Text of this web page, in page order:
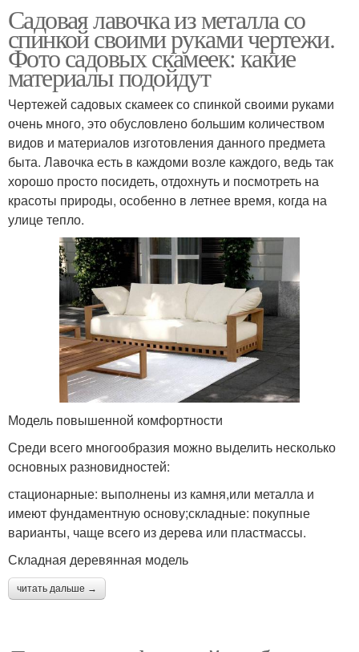
Садовая лавочка из металла со
спинкой своими руками чертежи.
Фото садовых скамеек: какие
материалы подойдут
Чертежей садовых скамеек со спинкой своими руками
очень много, это обусловлено большим количеством
видов и материалов изготовления данного предмета
быта. Лавочка есть в каждоми возле каждого, ведь так
хорошо просто посидеть, отдохнуть и посмотреть на
красоты природы, особенно в летнее время, когда на
улице тепло.
Модель повышенной комфортности
Среди всего многообразия можно выделить несколько
основных разновидностей:
стационарные: выполнены из камня,или металла и
имеют фундаментную основу;складные: покупные
варианты, чаще всего из дерева или пластмассы.
Складная деревянная модель
читать дальше →